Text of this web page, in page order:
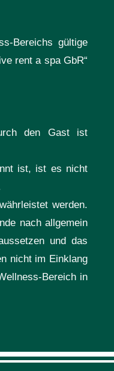
Bereichs gültige
rent a spa GbR“
den Gast ist
ist, ist es nicht
werden.
nach allgemein
und das
nicht im Einklang
Bereich in